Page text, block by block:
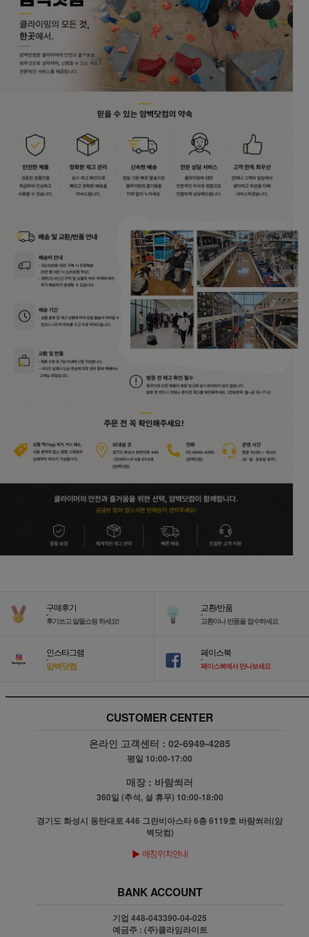
구매후기
-
후기쓰고 알뜰쇼핑 하세요!
교환/반품
-
교환이나 반품을 접수하세요
인스타그램
-
암벽닷컴
페이스북
-
페이스북에서 만나보세요
CUSTOMER CENTER
온라인 고객센터 :02-6949-4285
평일 10:00-17:00
매장 : 바람쐬러
360일 (추석, 설 휴무) 10:00-18:00
경기도 화성시 동탄대로 446 그란비아스타 6층 6119호 바람쐬러(암
벽닷컴)
BANK ACCOUNT
기업 448-043390-04-025
예금주 : (주)클라임라이트